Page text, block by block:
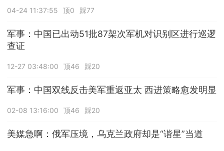
04-24 11:37:55 顶0 踩77
军事：中国已出动51批87架次军机对识别区进行巡逻
查证
12-27 03:48:00 顶46 踩20
军事：中国双线反击美军重返亚太 西进策略愈发明显
02-08 13:16:00 顶46 踩20
美媒急啊：俄军压境，乌克兰政府却是“谐星”当道